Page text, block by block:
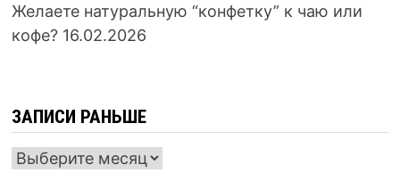
Желаете натуральную “конфетку” к чаю или
кофе? 16.02.2026
ЗАПИСИ РАНЬШЕ
ЗАПИСИ